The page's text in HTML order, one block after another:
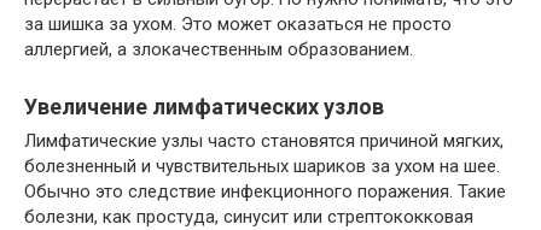
за шишка за ухом. Это может оказаться не просто
аллергией, а злокачественным образованием.
Увеличение лимфатических узлов
Лимфатические узлы часто становятся причиной мягких,
болезненный и чувствительных шариков за ухом на шее.
Обычно это следствие инфекционного поражения. Такие
болезни, как простуда, синусит или стрептококковая